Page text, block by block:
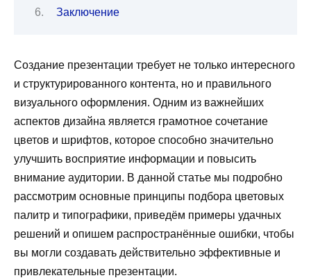
Заключение
Создание презентации требует не только интересного
и структурированного контента, но и правильного
визуального оформления. Одним из важнейших
аспектов дизайна является грамотное сочетание
цветов и шрифтов, которое способно значительно
улучшить восприятие информации и повысить
внимание аудитории. В данной статье мы подробно
рассмотрим основные принципы подбора цветовых
палитр и типографики, приведём примеры удачных
решений и опишем распространённые ошибки, чтобы
вы могли создавать действительно эффективные и
привлекательные презентации.